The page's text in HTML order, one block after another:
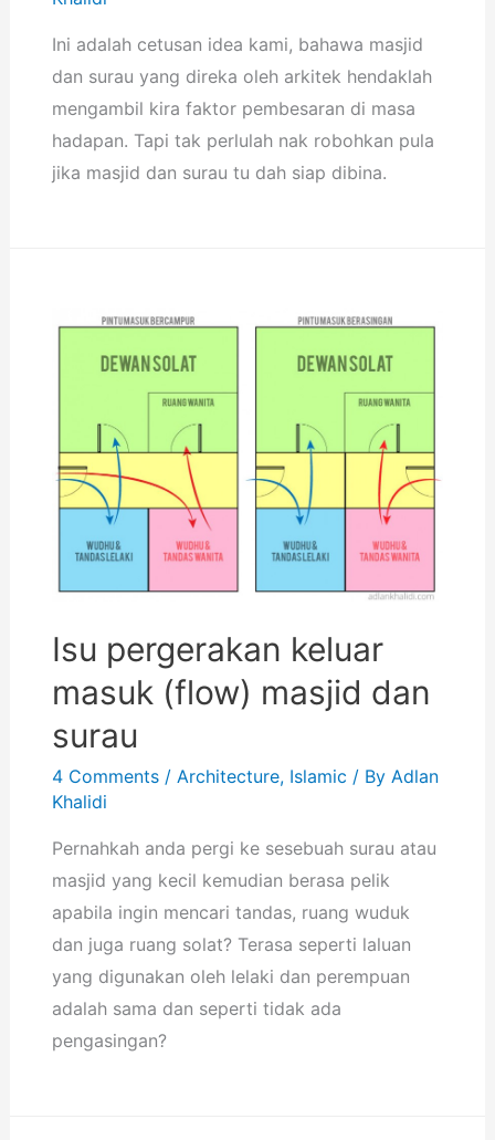
Ini adalah cetusan idea kami, bahawa masjid
dan surau yang direka oleh arkitek hendaklah
mengambil kira faktor pembesaran di masa
hadapan. Tapi tak perlulah nak robohkan pula
jika masjid dan surau tu dah siap dibina.
Isu pergerakan keluar
masuk (flow) masjid dan
surau
4 Comments / Architecture, Islamic / By Adlan
Khalidi
Pernahkah anda pergi ke sesebuah surau atau
masjid yang kecil kemudian berasa pelik
apabila ingin mencari tandas, ruang wuduk
dan juga ruang solat? Terasa seperti laluan
yang digunakan oleh lelaki dan perempuan
adalah sama dan seperti tidak ada
pengasingan?